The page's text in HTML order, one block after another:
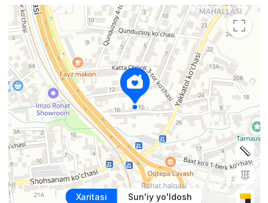
Xaritasi Sun'iy yo'ldosh